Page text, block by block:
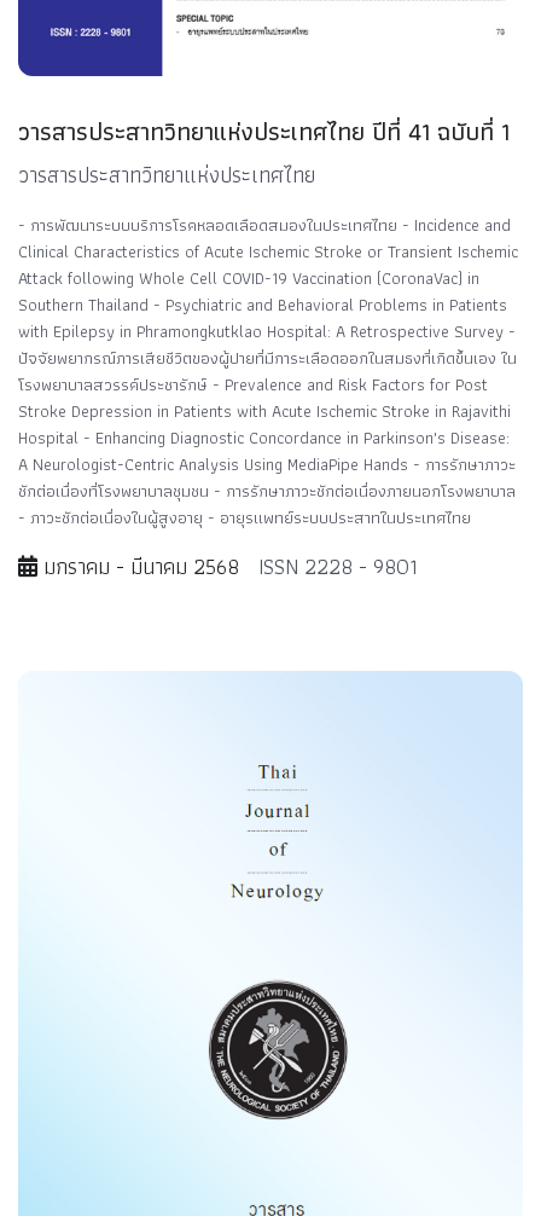
วารสารประสาทวิทยาแห่งประเทศไทย ปีที่ 41 ฉบับที่ 1
วารสารประสาทวิทยาแห่งประเทศไทย
- การพัฒนาระบบบริการโรคหลอดเลือดสมองในประเทศไทย - Incidence and
Clinical Characteristics of Acute Ischemic Stroke or Transient Ischemic
Attack following Whole Cell COVID-19 Vaccination (CoronaVac) in
Southern Thailand - Psychiatric and Behavioral Problems in Patients
with Epilepsy in Phramongkutklao Hospital: A Retrospective Survey -
ปัจจัยพยากรณ์ภารเสียชีวิตของผู้ปายที่มีการะเลือดออกในสมธงที่เกิดขึ้นเอง ใน
โรงพยาบาลสวรรค์ประชารักษ์ - Prevalence and Risk Factors for Post
Stroke Depression in Patients with Acute Ischemic Stroke in Rajavithi
Hospital - Enhancing Diagnostic Concordance in Parkinson's Disease:
A Neurologist-Centric Analysis Using MediaPipe Hands - การรักษาภาวะ
ชักต่อเนื่องที่โรงพยาบาลชุมชน - การรักษาภาวะชักต่อเนื่องภายนอกโรงพยาบาล
- ภาวะชักต่อเนื่องในผู้สูงอายุ - อายุรแพทย์ระบบประสาทในประเทศไทย
มกราคม - มีนาคม 2568 ISSN 2228 - 9801